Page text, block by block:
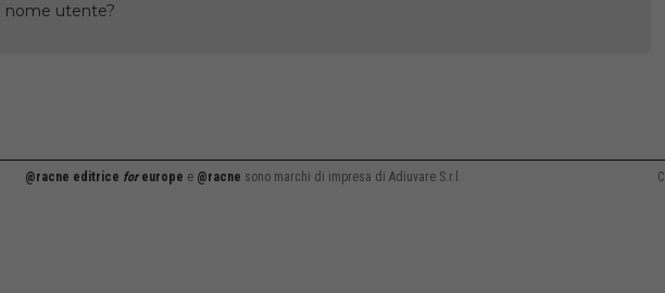
nome utente?
@racne editrice foreurope e @racne sono marchi di impresa di Adiuvare S.r.l.